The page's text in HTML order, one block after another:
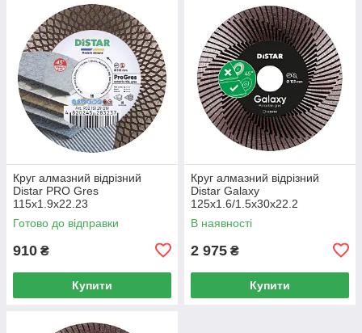
Круг алмазний вiдрiзний
Distar PRO Gres
115x1.9x22.23
Готово до відправки
910 ₴
Купити
Круг алмазний вiдрiзний
Distar Galaxy
125x1.6/1.5x30x22.2
В наявності
2 975 ₴
Купити